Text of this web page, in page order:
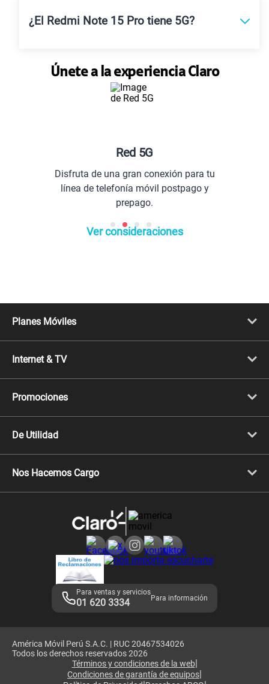
¿El Redmi Note 15 Pro tiene 5G?
Únete a la experiencia Claro
de una gran conexión para tu
línea de telefonía móvil postpago y
Ver consideraciones
Planes Móviles
Línea Nueva
Línea Adicional
Migración
Internet & TV
Internet + TV
Mejora tu plan
Promociones
Celulares iPhone
Celulares Samsung
Celulares Motorola
De Utilidad
Llamada por llamada
Comprobantes electrónicos
Consulta de IMEI
Nos Hacemos Cargo
Consulta de reclamos
Adquirientes iPhone 6, 6S y SE
Mensaje de Seguridad
Términos y Condiciones de Tienda Claro
Libro de Reclamaciones
Legales de marketplace
Para ventas y servicios
01 620 3334 Para información
América Móvil Perú S.A.C. | RUC 20467534026
Todos los derechos reservados 2026
Términos y condiciones de la web|
Condiciones de garantía de equipos|